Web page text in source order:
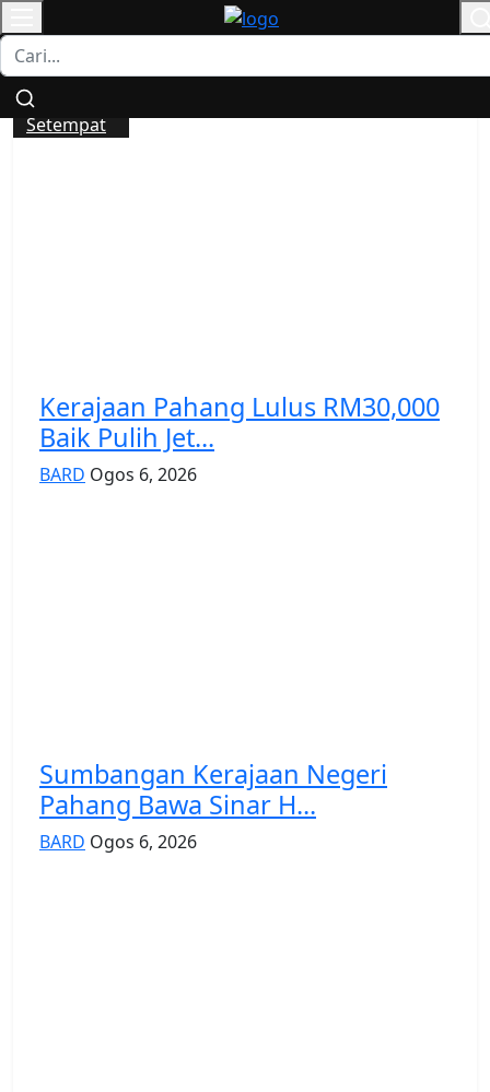
11:12:13 PM
All
Setempat
Kerajaan Pahang Lulus RM30,000
Baik Pulih Jet...
BARD Ogos 6, 2026
Sumbangan Kerajaan Negeri
Pahang Bawa Sinar H...
BARD Ogos 6, 2026